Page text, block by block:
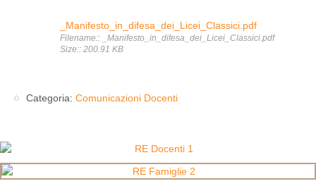
_Manifesto_in_difesa_dei_Licei_Classici.pdf
Filename:: _Manifesto_in_difesa_dei_Licei_Classici.pdf
Size:: 200.91 KB
Categoria: Comunicazioni Docenti